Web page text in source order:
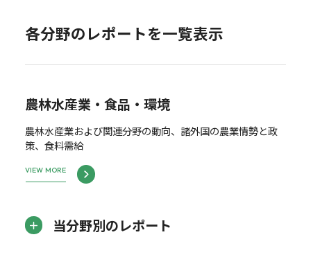
各分野のレポートを一覧表示
農林水産業・食品・環境
農林水産業および関連分野の動向、諸外国の農業情勢と政
策、食料需給
VIEW MORE
当分野別のレポート